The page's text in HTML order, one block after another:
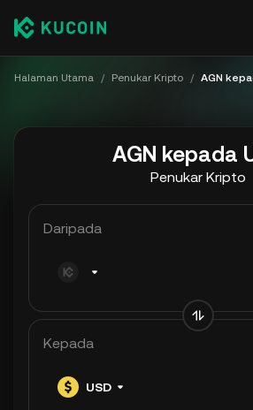
Halaman Utama / Penukar Kripto / AGN
AGN kepada
Penukar Kripto
Daripada
Kepada
USD